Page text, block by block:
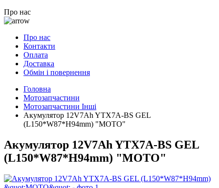
Про нас
Про нас
Контакти
Оплата
Доставка
Обмін і повернення
Головна
Мотозапчастини
Мотозапчастини Інші
Акумулятор 12V7Ah YTX7A-BS GEL
(L150*W87*H94mm) "МОТО"
Акумулятор 12V7Ah YTX7A-BS GEL
(L150*W87*H94mm) "МОТО"